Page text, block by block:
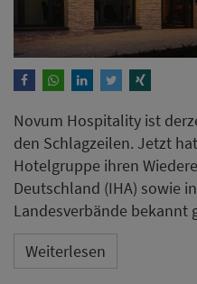
Novum Hospitality ist
den Schlagzeilen. Jetzt
Hotelgruppe ihren
Deutschland (IHA) sowie
Landesverbände bekannt
Weiterlesen